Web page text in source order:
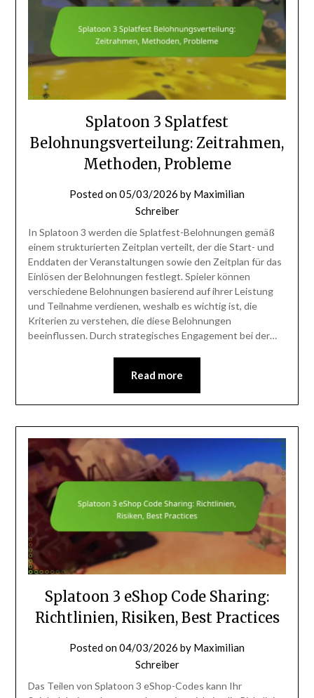
Splatoon 3 Splatfest
Belohnungsverteilung: Zeitrahmen,
Methoden, Probleme
Posted on05/03/2026 by Maximilian
Schreiber
In Splatoon 3 werden die Splatfest-Belohnungen gemäß
einem strukturierten Zeitplan verteilt, der die Start- und
Enddaten der Veranstaltungen sowie den Zeitplan für das
Einlösen der Belohnungen festlegt. Spieler können
verschiedene Belohnungen basierend auf ihrer Leistung
und Teilnahme verdienen, weshalb es wichtig ist, die
Kriterien zu verstehen, die diese Belohnungen
beeinflussen. Durch strategisches Engagement bei der…
Read more
Splatoon 3 eShop Code Sharing:
Richtlinien, Risiken, Best Practices
Posted on04/03/2026 by Maximilian
Schreiber
Das Teilen von Splatoon 3 eShop-Codes kann Ihr